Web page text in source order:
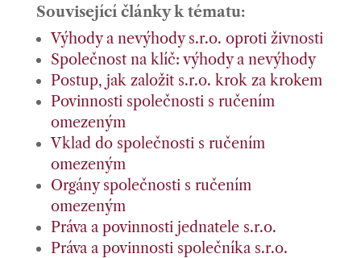
Související články k tématu:
Výhody a nevýhody s.r.o. oproti živnosti
Společnost na klíč: výhody a nevýhody
Postup, jak založit s.r.o. krok za krokem
Povinnosti společnosti s ručením
omezeným
Vklad do společnosti s ručením
omezeným
Orgány společnosti s ručením
omezeným
Práva a povinnosti jednatele s.r.o.
Práva a povinnosti společníka s.r.o.